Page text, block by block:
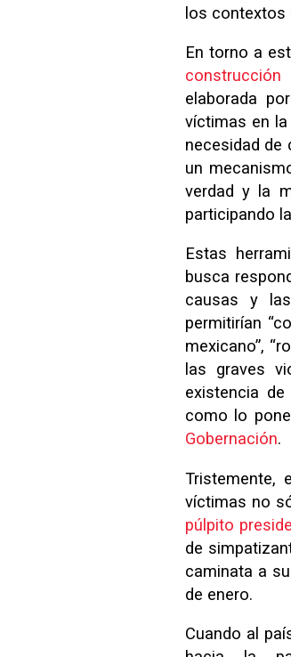
los contextos
En torno a
elaborada
víctimas en
necesidad de
un
verdad y la
participando
Estas
busca
causas y
permitirían
mexicano”,
las graves
existencia
como lo
Gobernación.
Tristemente,
víctimas no
púlpito
de
caminata a
de enero.
Cuando al